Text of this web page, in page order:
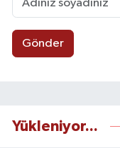
Gönder
Yükleniyor...